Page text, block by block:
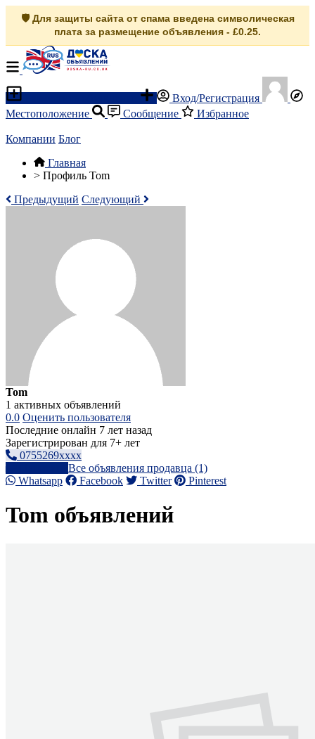
🛡️ Для защиты сайта от спама введена символическая
плата за размещение объявления - £0.25.
Вход/Регистрация
Местоположение
Сообщение Избранное
Компании Блог
Главная
> Профиль Tom
Предыдущий Следующий
Tom
1 активных объявлений
0.0 Оценить пользователя
Последние онлайн 7 лет назад
Зарегистрирован для 7+ лет
0755269xxxx
Все объявления продавца (1)
Whatsapp
Facebook Twitter Pinterest
Tom объявлений